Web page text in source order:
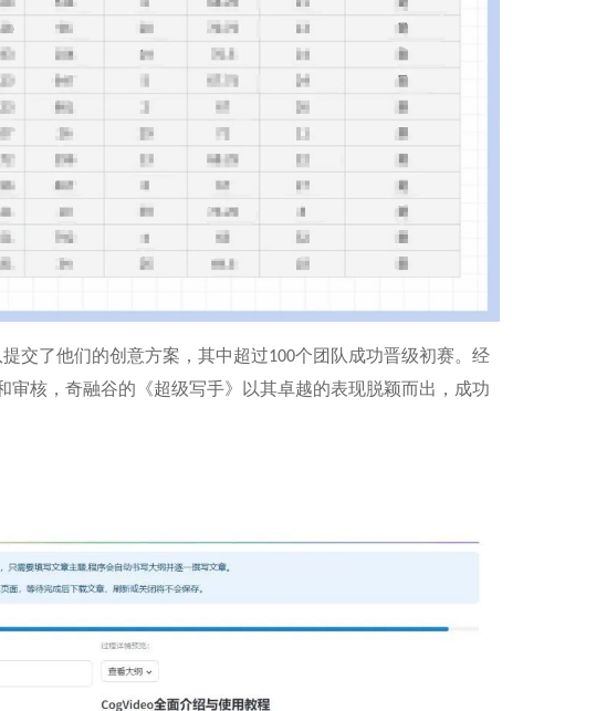
交了他们的创意方案，其中超过100个团队成功晋级初赛。经
审核，奇融谷的《超级写手》以其卓越的表现脱颖而出，成功